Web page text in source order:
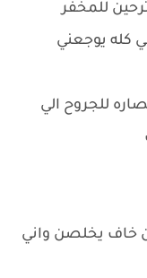
للمخفر
كله يوجعني
للجروح الي
خاف يخلصن واني